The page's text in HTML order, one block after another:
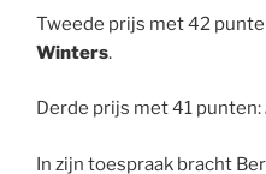
Tweede prijs met 42
Winters.
Derde prijs met 41 punten:
In zijn toespraak bracht